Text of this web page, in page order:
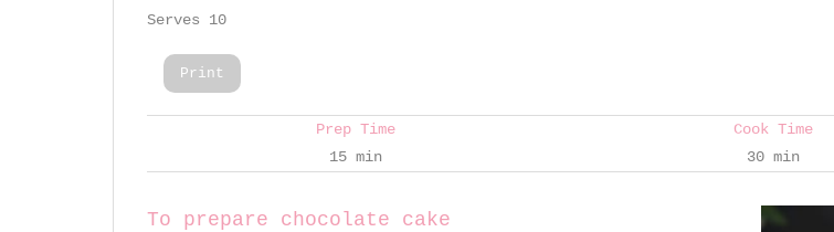
Serves 10
Print
Prep Time
15 min
Cook Time
30 min
To prepare chocolate cake